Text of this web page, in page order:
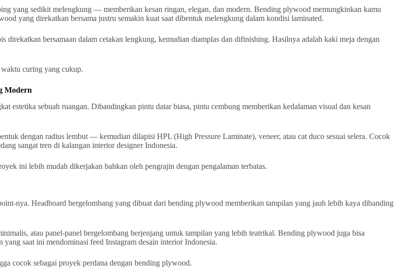
yang sedikit melengkung — memberikan kesan ringan, elegan, dan modern. Bending plywood memungkinkan kamu
yang direkatkan bersama justru semakin kuat saat dibentuk melengkung dalam kondisi laminated.
direkatkan bersamaan dalam cetakan lengkung, kemudian diamplas dan difinishing. Hasilnya adalah kaki meja dengan
curing yang cukup.
Modern
estetika sebuah ruangan. Dibandingkan pintu datar biasa, pintu cembung memberikan kedalaman visual dan kesan
dengan radius lembut — kemudian dilapisi HPL (High Pressure Laminate), veneer, atau cat duco sesuai selera. Cocok
sangat tren di kalangan interior designer Indonesia.
ini lebih mudah dikerjakan bahkan oleh pengrajin dengan pengalaman terbatas.
nya. Headboard bergelombang yang dibuat dari bending plywood memberikan tampilan yang jauh lebih kaya dibanding
atau panel-panel bergelombang berjenjang untuk tampilan yang lebih teatrikal. Bending plywood juga bisa
saat ini mendominasi feed Instagram desain interior Indonesia.
cocok sebagai proyek perdana dengan bending plywood.